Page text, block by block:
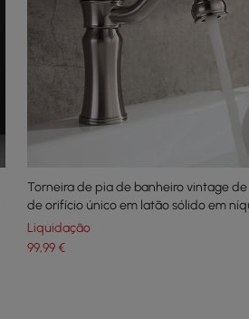
Torneira de pia de banheiro vintage
de orifício único em latão sólido em
escovado
Liquidação
99,99€